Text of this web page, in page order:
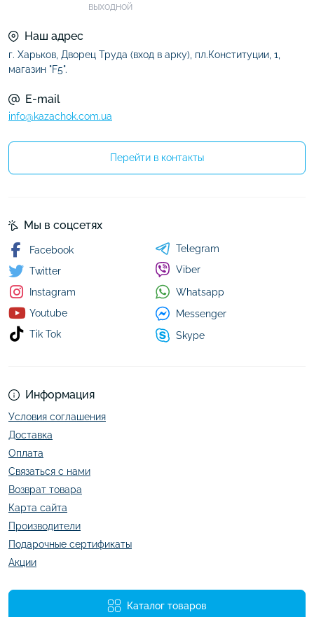
выходной
Наш адрес
г. Харьков, Дворец Труда (вход в арку), пл.Конституции, 1,
магазин "F5".
E-mail
info@kazachok.com.ua
Перейти в контакты
Информация
Условия соглашения
Доставка
Оплата
Связаться с нами
Возврат товара
Карта сайта
Производители
Подарочные сертификаты
Акции
Каталог товаров
Мы в соцсетях
Facebook
Twitter
Instagram
Youtube
Tik Tok
Telegram
Viber
Whatsapp
Messenger
Skype